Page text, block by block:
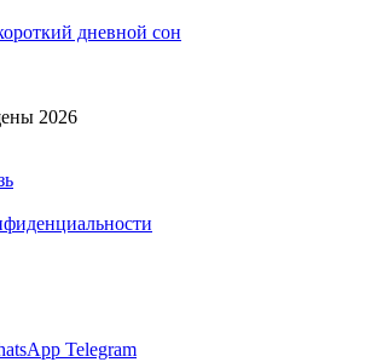
дневной сон
2026
Telegram